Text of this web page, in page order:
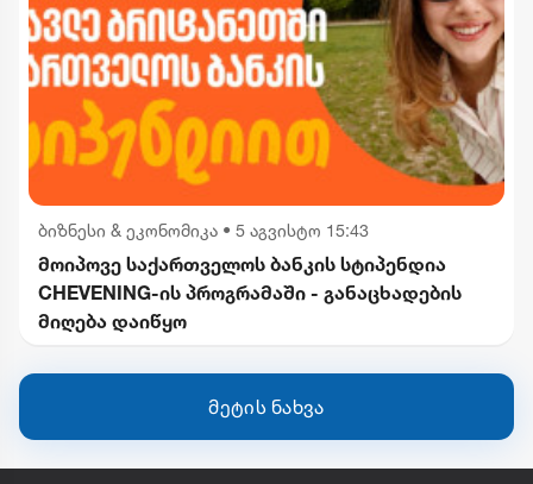
ბიზნესი & ეკონომიკა • 5 აგვისტო 15:43
მოიპოვე საქართველოს ბანკის სტიპენდია
CHEVENING-ის პროგრამაში - განაცხადების
მიღება დაიწყო
მეტის ნახვა